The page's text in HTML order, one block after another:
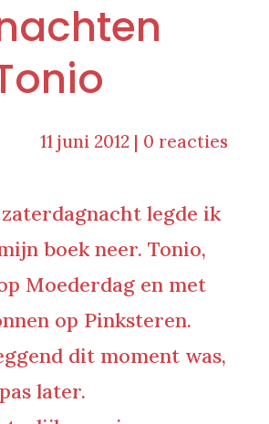
11 juni 2012 | 0 reacties
legde ik
boek neer. Tonio,
Moederdag en met
op Pinksteren.
dit moment was,
later.